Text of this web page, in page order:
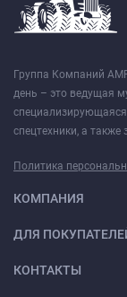
Группа Компаний
день – это ведущая
специализирующаяся
спецтехники, а также
Политика
КОМПАНИЯ
ДЛЯ
КОНТАКТЫ